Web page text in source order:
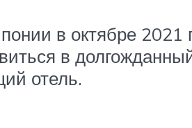
в октябре
в
отель.